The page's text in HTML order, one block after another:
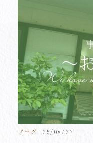
ブログ 25/08/27